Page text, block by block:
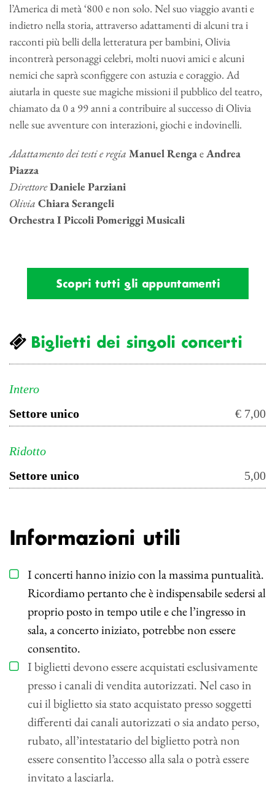
l’America di metà ‘800 e non solo. Nel suo viaggio avanti e
indietro nella storia, attraverso adattamenti di alcuni tra i
racconti più belli della letteratura per bambini, Olivia
incontrerà personaggi celebri, molti nuovi amici e alcuni
nemici che saprà sconfiggere con astuzia e coraggio. Ad
aiutarla in queste sue magiche missioni il pubblico del teatro,
chiamato da 0 a 99 anni a contribuire al successo di Olivia
nelle sue avventure con interazioni, giochi e indovinelli.
Adattamento dei testi e regia Manuel RengaeAndrea
Piazza
DirettoreDaniele Parziani
Olivia Chiara Serangeli
Orchestra I Piccoli Pomeriggi Musicali
Scopri tutti gli appuntamenti
Biglietti dei singoli concerti
Intero
Settore unico
€ 7,00
Ridotto
Settore unico
5,00
Informazioni utili
I concerti hanno inizio con la massima puntualità.
Ricordiamo pertanto che è indispensabile sedersi al
proprio posto in tempo utile e che l’ingresso in
sala, a concerto iniziato, potrebbe non essere
consentito.
I biglietti devono essere acquistati esclusivamente
presso i canali di vendita autorizzati. Nel caso in
cui il biglietto sia stato acquistato presso soggetti
differenti dai canali autorizzati o sia andato perso,
rubato, all’intestatario del biglietto potrà non
essere consentito l’accesso alla sala o potrà essere
invitato a lasciarla.